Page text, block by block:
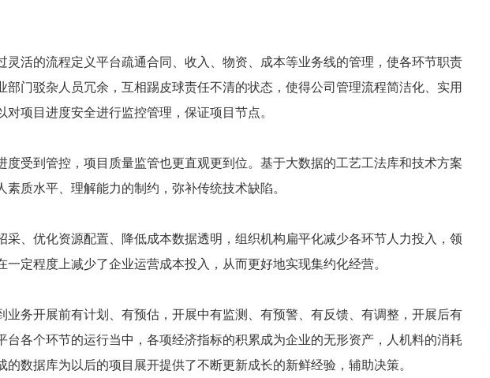
灵活的流程定义平台疏通合同、收入、物资、成本等业务线的管理，使各环节职责
部门驳杂人员冗余，互相踢皮球责任不清的状态，使得公司管理流程简洁化、实用
项目进度安全进行监控管理，保证项目节点。
度受到管控，项目质量监管也更直观更到位。基于大数据的工艺工法库和技术方案
质水平、理解能力的制约，弥补传统技术缺陷。
采、优化资源配置、降低成本数据透明，组织机构扁平化减少各环节人力投入，领
定程度上减少了企业运营成本投入，从而更好地实现集约化经营。
业务开展前有计划、有预估，开展中有监测、有预警、有反馈、有调整，开展后有
台各个环节的运行当中，各项经济指标的积累成为企业的无形资产，人机料的消耗
数据库为以后的项目展开提供了不断更新成长的新鲜经验，辅助决策。